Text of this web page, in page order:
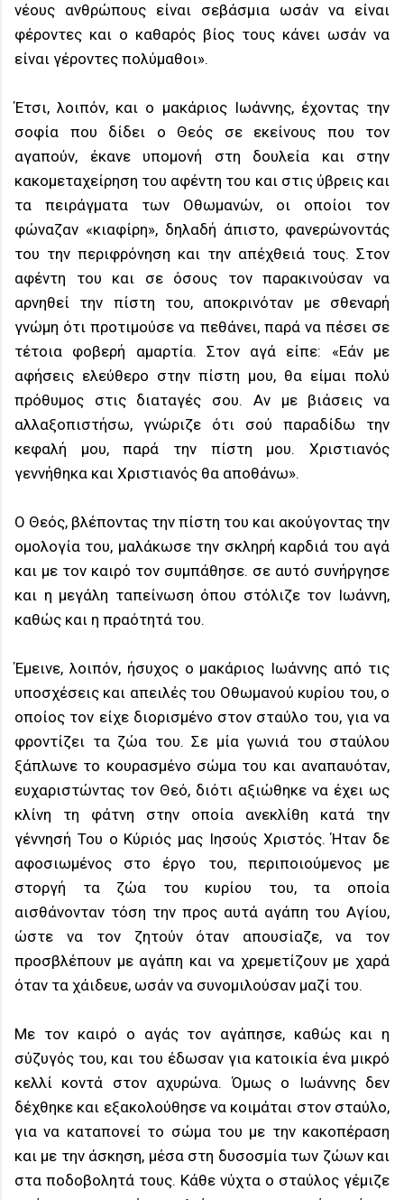
νέους ανθρώπους είναι σεβάσμια ωσάν να είναι
φέροντες και ο καθαρός βίος τους κάνει ωσάν να
είναι γέροντες πολύμαθοι».
Έτσι, λοιπόν, και ο μακάριος Ιωάννης, έχοντας την
σοφία που δίδει ο Θεός σε εκείνους που τον
αγαπούν, έκανε υπομονή στη δουλεία και στην
κακομεταχείρηση του αφέντη του και στις ύβρεις και
τα πειράγματα των Οθωμανών, οι οποίοι τον
φώναζαν «κιαφίρη», δηλαδή άπιστο, φανερώνοντάς
του την περιφρόνηση και την απέχθειά τους. Στον
αφέντη του και σε όσους τον παρακινούσαν να
αρνηθεί την πίστη του, αποκρινόταν με σθεναρή
γνώμη ότι προτιμούσε να πεθάνει, παρά να πέσει σε
τέτοια φοβερή αμαρτία. Στον αγά είπε: «Εάν με
αφήσεις ελεύθερο στην πίστη μου, θα είμαι πολύ
πρόθυμος στις διαταγές σου. Αν με βιάσεις να
αλλαξοπιστήσω, γνώριζε ότι σού παραδίδω την
κεφαλή μου, παρά την πίστη μου. Χριστιανός
γεννήθηκα και Χριστιανός θα αποθάνω».
Ο Θεός, βλέποντας την πίστη του και ακούγοντας την
ομολογία του, μαλάκωσε την σκληρή καρδιά του αγά
και με τον καιρό τον συμπάθησε. σε αυτό συνήργησε
και η μεγάλη ταπείνωση όπου στόλιζε τον Ιωάννη,
καθώς και η πραότητά του.
Έμεινε, λοιπόν, ήσυχος ο μακάριος Ιωάννης από τις
υποσχέσεις και απειλές του Οθωμανού κυρίου του, ο
οποίος τον είχε διορισμένο στον σταύλο του, για να
φροντίζει τα ζώα του. Σε μία γωνιά του σταύλου
ξάπλωνε το κουρασμένο σώμα του και αναπαυόταν,
ευχαριστώντας τον Θεό, διότι αξιώθηκε να έχει ως
κλίνη τη φάτνη στην οποία ανεκλίθη κατά την
γέννησή Του ο Κύριός μας Ιησούς Χριστός. Ήταν δε
αφοσιωμένος στο έργο του, περιποιούμενος με
στοργή τα ζώα του κυρίου του, τα οποία
αισθάνονταν τόση την προς αυτά αγάπη του Αγίου,
ώστε να τον ζητούν όταν απουσίαζε, να τον
προσβλέπουν με αγάπη και να χρεμετίζουν με χαρά
όταν τα χάιδευε, ωσάν να συνομιλούσαν μαζί του.
Με τον καιρό ο αγάς τον αγάπησε, καθώς και η
σύζυγός του, και του έδωσαν για κατοικία ένα μικρό
κελλί κοντά στον αχυρώνα. Όμως ο Ιωάννης δεν
δέχθηκε και εξακολούθησε να κοιμάται στον σταύλο,
για να καταπονεί το σώμα του με την κακοπέραση
και με την άσκηση, μέσα στη δυσοσμία των ζώων και
στα ποδοβολητά τους. Κάθε νύχτα ο σταύλος γέμιζε